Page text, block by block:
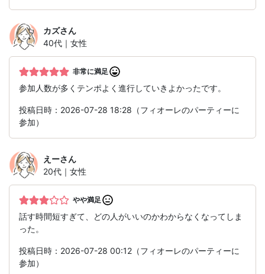
カズさん
40代｜女性
非常に満足
参加人数が多くテンポよく進行していきよかったです。
投稿日時：2026-07-28 18:28（フィオーレのパーティーに
参加）
えーさん
20代｜女性
やや満足
話す時間短すぎて、どの人がいいのかわからなくなってしま
った。
投稿日時：2026-07-28 00:12（フィオーレのパーティーに
参加）